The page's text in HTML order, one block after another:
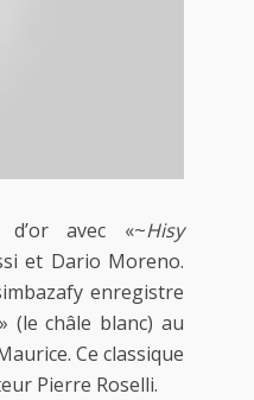
avec «~Hisy
et Dario Moreno.
enregistre
(le châle blanc) au
Ce classique
Pierre Roselli.